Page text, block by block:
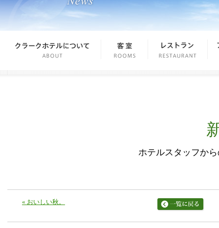
ホテルスタッフか
« おいしい秋。